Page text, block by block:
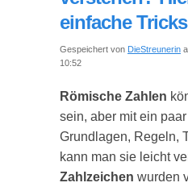
einfache
Gespeichert von DieStreunerin
10:52
Römische Zahlen
sein, aber mit ein
Grundlagen, Regeln,
kann man sie leicht
Zahlzeichen wurden